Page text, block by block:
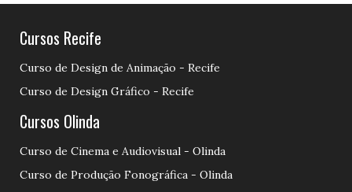
Cursos Recife
Curso de Design de Animação - Recife
Curso de Design Gráfico - Recife
Cursos Olinda
Curso de Cinema e Audiovisual - Olinda
Curso de Produção Fonográfica - Olinda